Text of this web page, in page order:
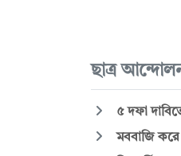
ছাত্র
৫ দফা
মববাজি করে